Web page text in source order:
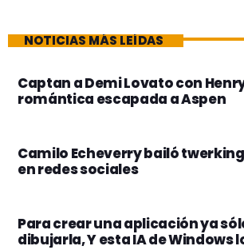
NOTICIAS MÁS LEÍDAS
Captan a Demi Lovato con
romántica escapada a Aspen
Camilo Echeverry bailó
en redes sociales
Para crear una aplicación ya
dibujarla, Y esta IA de Windows